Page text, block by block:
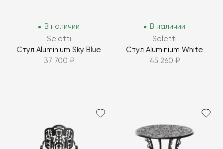
В наличии
Seletti
Стул Aluminium Sky Blue
37 700 ₽
В наличии
Seletti
Стул Aluminium White
45 260 ₽